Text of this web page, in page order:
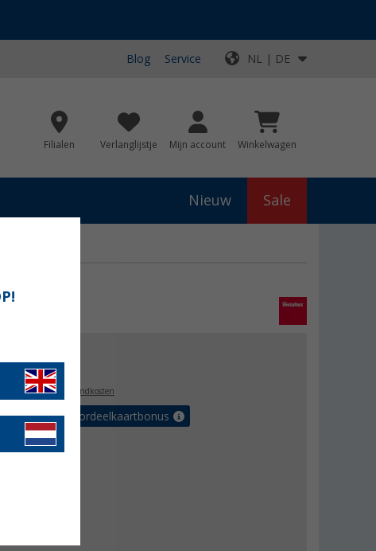
Blog Service NL | DE
Filialen Verlanglijstje Mijn account Winkelwagen
Nieuw Sale
incl. BTWplus verzendkosten
tot 5% voordeelkaartbonus